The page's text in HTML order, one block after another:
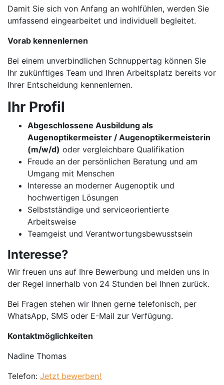
Damit Sie sich von Anfang an wohlfühlen, werden Sie
umfassend eingearbeitet und individuell begleitet.
Vorab kennenlernen
Bei einem unverbindlichen Schnuppertag können Sie
Ihr zukünftiges Team und Ihren Arbeitsplatz bereits vor
Ihrer Entscheidung kennenlernen.
Ihr Profil
Abgeschlossene Ausbildung als
Augenoptikermeister / Augenoptikermeisterin
(m/w/d) oder vergleichbare Qualifikation
Freude an der persönlichen Beratung und am
Umgang mit Menschen
Interesse an moderner Augenoptik und
hochwertigen Lösungen
Selbstständige und serviceorientierte
Arbeitsweise
Teamgeist und Verantwortungsbewusstsein
Interesse?
Wir freuen uns auf Ihre Bewerbung und melden uns in
der Regel innerhalb von 24 Stunden bei Ihnen zurück.
Bei Fragen stehen wir Ihnen gerne telefonisch, per
WhatsApp, SMS oder E-Mail zur Verfügung.
Kontaktmöglichkeiten
Nadine Thomas
Telefon: Jetzt bewerben!